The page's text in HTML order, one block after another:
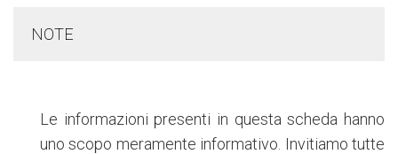
NOTE
Le informazioni presenti in questa scheda hanno
uno scopo meramente informativo. Invitiamo tutte